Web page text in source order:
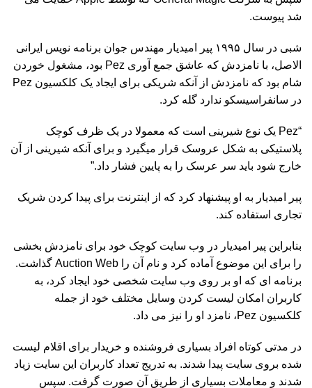
شد پیوست.
شبى در سال ۱۹۹۵ پير اميديار مهندس جوان برنامه نویس ایرانى
الاصل، با نامزدش که عاشق جمع آوری Pez بود، مشغول خوردن
شام بود که نامزدش از آنکه شریکى براى ایجاد یک کلکسیون Pez
در سانفراسیسکو ندارد گله کرد.
“Pez یک نوع شیرینى است که معمولا در یک ظرف کوچک
پلاستیکى به شکل عروسک قرار میگیرد و برای آنکه شیرینى از آن
خارج شود باید سر عرسک را به پایین فشار داد.”
پير اميديار به او پیشنهاد کرد که از اینترنت براى پیدا کردن شریک
تجارى استفاده کند.
بنابراین پير اميديار در وب سایت کوچک خود براى نامزدش بخشى
را براى این موضوع آماده کرد و نام آن را Auction Web گذاشت.
برنامه ای که او بر روى وب سایت شخصى خود ایجاد کرد، به
کاربران امکان لیست کردن وسایل مختلف خود از جمله
کلکسیون Pez، نامزد او را نیز می داد.
در مدتى کوتاه افراد بسیارى فروشنده و خریدار براى اقلام لیست
شده بروى سایت پیدا شدند. به تدریج تعداد کاربران این سایت زیاد
شدند و معاملات بسیارى از طریق آن صورت گرفت. سپس